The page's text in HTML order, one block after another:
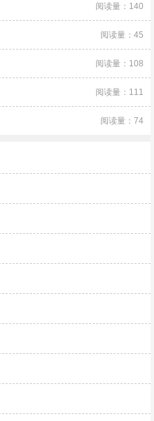
阅读量：140
阅读量：45
阅读量：108
阅读量：111
阅读量：74